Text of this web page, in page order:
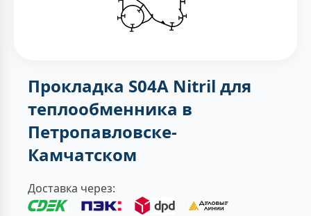
Прокладка S04A Nitril для
теплообменника в
Петропавловске-
Камчатском
Доставка через: